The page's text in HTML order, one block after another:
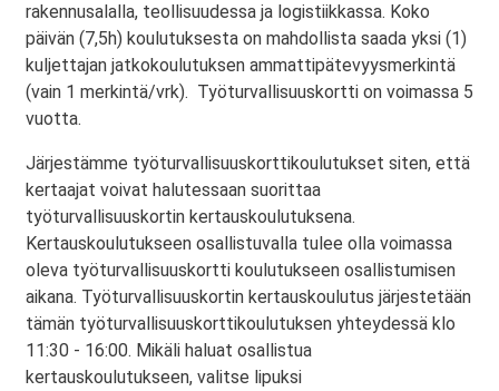
rakennusalalla, teollisuudessa ja logistiikkassa. Koko
päivän (7,5h) koulutuksesta on mahdollista saada yksi (1)
kuljettajan jatkokoulutuksen ammattipätevyysmerkintä
(vain 1 merkintä/vrk). Työturvallisuuskortti on voimassa 5
vuotta.
Järjestämme työturvallisuuskorttikoulutukset siten, että
kertaajat voivat halutessaan suorittaa
työturvallisuuskortin kertauskoulutuksena.
Kertauskoulutukseen osallistuvalla tulee olla voimassa
oleva työturvallisuuskortti koulutukseen osallistumisen
aikana. Työturvallisuuskortin kertauskoulutus järjestetään
tämän työturvallisuuskorttikoulutuksen yhteydessä klo
11:30 - 16:00. Mikäli haluat osallistua
kertauskoulutukseen, valitse lipuksi